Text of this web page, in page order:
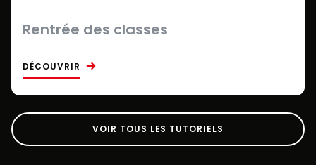
Rentrée des classes
DÉCOUVRIR
VOIR TOUS LES TUTORIELS